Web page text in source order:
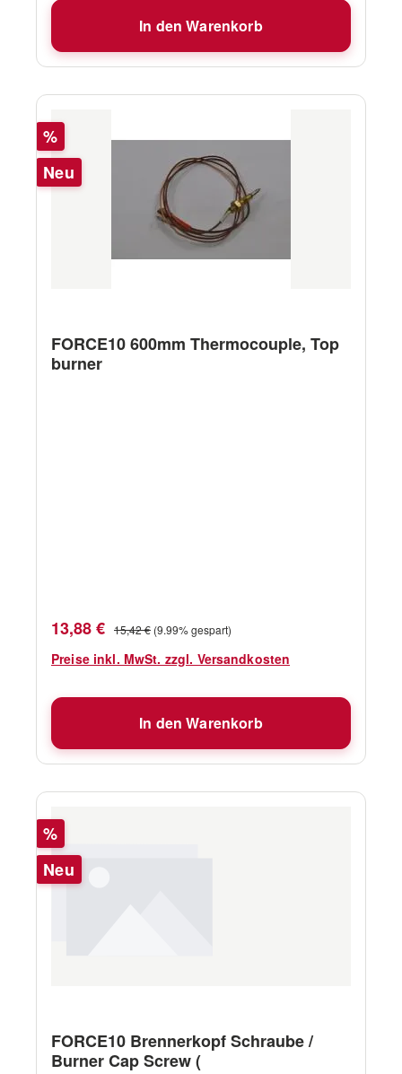
In den Warenkorb
Rabatt
%
Neu
FORCE10 600mm Thermocouple, Top
burner
Verkaufspreis:
13,88 € Regulärer Preis:
15,42 € (9.99% gespart)
Preise inkl. MwSt. zzgl. Versandkosten
In den Warenkorb
Rabatt
%
Neu
FORCE10 Brennerkopf Schraube /
Burner Cap Screw (